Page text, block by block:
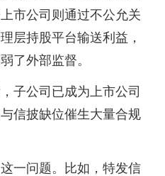
市公司则通过不公允关
层持股平台输送利益，
了外部监督。
子公司已成为上市公司
信披缺位催生大量合规
一问题。比如，特发信